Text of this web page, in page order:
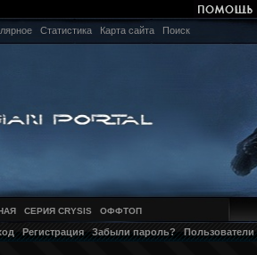
Статистика Карта сайта Поиск
СЕРИЯ CRYSIS ОФФТОП
Регистрация Забыли пароль? Пользователи